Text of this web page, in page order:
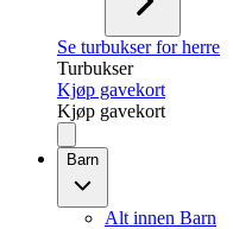
Se turbukser for herre
Turbukser
Kjøp gavekort
Kjøp gavekort
Barn
Alt innen Barn